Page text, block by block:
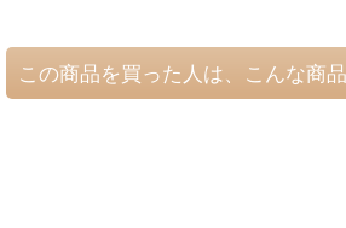
この商品を買った人は、こんな商